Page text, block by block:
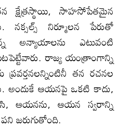
క్షేత్రస్థాయి, సాహసోపేతమైన
నక్సల్స్ నిర్మూలన పేరుతో
అన్యాయాలను ఎటువంటి
రాజ్య యంత్రాంగాన్ని
తన రచనల
అందుకే ఆయనపై ఒకటి కాదు,
ఆయనను, ఆయన స్వరాన్ని
జరుగుతోంది.